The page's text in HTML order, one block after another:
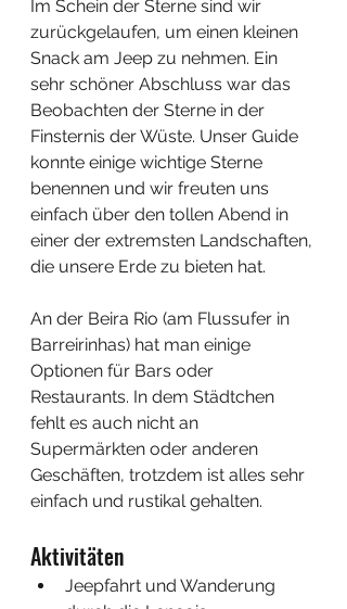
Im Schein der Sterne sind wir
zurückgelaufen, um einen kleinen
Snack am Jeep zu nehmen. Ein
sehr schöner Abschluss war das
Beobachten der Sterne in der
Finsternis der Wüste. Unser Guide
konnte einige wichtige Sterne
benennen und wir freuten uns
einfach über den tollen Abend in
einer der extremsten Landschaften,
die unsere Erde zu bieten hat.
An der Beira Rio (am Flussufer in
Barreirinhas) hat man einige
Optionen für Bars oder
Restaurants. In dem Städtchen
fehlt es auch nicht an
Supermärkten oder anderen
Geschäften, trotzdem ist alles sehr
einfach und rustikal gehalten.
Aktivitäten
Jeepfahrt und Wanderung